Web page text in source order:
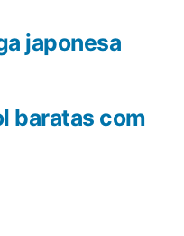
baratas com
japonesa